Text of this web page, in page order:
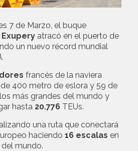
7 de Marzo, el buque
atracó en el puerto de
un nuevo récord mundial
francés de la naviera
400 metro de eslora y 59 de
más grandes del mundo y
hasta 20.776 TEUs.
una ruta que conectará
haciendo16 escalas en
mundo.